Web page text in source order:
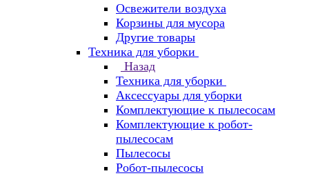
Освежители воздуха
Корзины для мусора
Другие товары
Техника для уборки
Назад
Техника для уборки
Аксессуары для уборки
Комплектующие к пылесосам
Комплектующие к робот-
пылесосам
Пылесосы
Робот-пылесосы